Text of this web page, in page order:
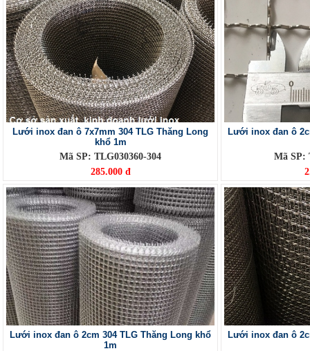
Lưới inox đan ô 7x7mm 304 TLG Thăng Long
khổ 1m
Mã SP: TLG030360-304
285.000 đ
Lưới inox đan ô
Mã SP:
Lưới inox đan ô 2cm 304 TLG Thăng Long khổ
1m
Lưới inox đan ô